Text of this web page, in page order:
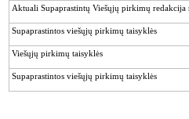
Aktuali Supaprastintų Viešųjų pirkimų redakcija
Supaprastintos viešųjų pirkimų taisyklės
Viešųjų pirkimų taisyklės
Supaprastintos viešųjų pirkimų taisyklės